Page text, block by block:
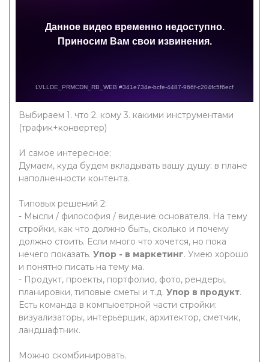
Выбираем 1. что 2. кому 3. какими инструментами
(трафик+конвертер)
И самое интересное:
Думаем, куда будем вкладывать вашу душу: в плане
наполненности контента.
Типовых решений 2:
- Мысли / философия / видение основателя. На тему
стройки, как что должно быть, сколько и почему
должно стоить. Если много что хочется, но пока
нечего показать. Упор - в маркетинг. Умею хорошо
и понятно писать на тему ма.
- Продукт, проекты, портфолио, фото, рендеры,
планировки, типовые сметы и т.д. Упор в продукт.
Есть команда в компьюетрной части стройки:
визуализаторы, интерьерщик, архитектор, сметчик,
ландшафтник.
Можно скомбинировать.